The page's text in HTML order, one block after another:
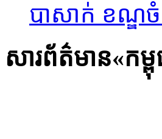
បាសាក់ ខណ្ឌចំក
សារព័ត៌មាន«កម្